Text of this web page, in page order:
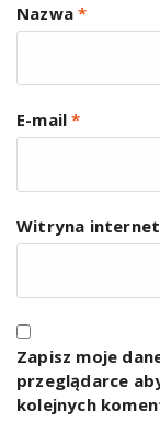
Nazwa*
E-mail*
Witryna
Zapisz moje
przeglądarce
kolejnych